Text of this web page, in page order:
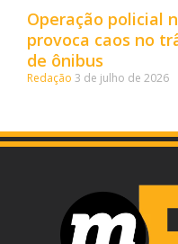
Operação policial
provoca caos no
de ônibus
Redação 3 de julho de 2026